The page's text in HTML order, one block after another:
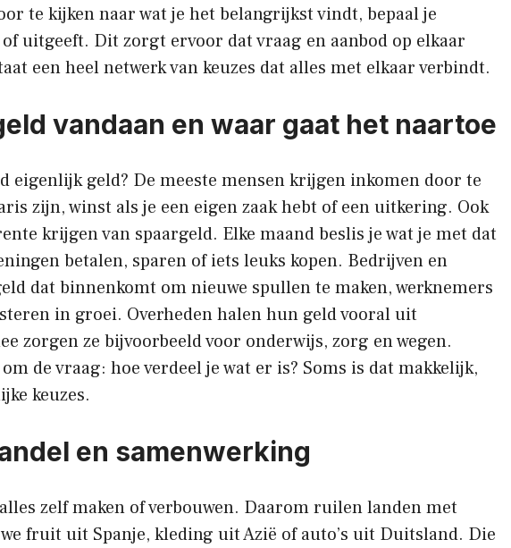
te kijken naar wat je het belangrijkst vindt, bepaal je
uitgeeft. Dit zorgt ervoor dat vraag en aanbod op elkaar
een heel netwerk van keuzes dat alles met elkaar verbindt.
vandaan en waar gaat het naartoe
eigenlijk geld? De meeste mensen krijgen inkomen door te
zijn, winst als je een eigen zaak hebt of een uitkering. Ook
krijgen van spaargeld. Elke maand beslis je wat je met dat
betalen, sparen of iets leuks kopen. Bedrijven en
dat binnenkomt om nieuwe spullen te maken, werknemers
in groei. Overheden halen hun geld vooral uit
zorgen ze bijvoorbeeld voor onderwijs, zorg en wegen.
de vraag: hoe verdeel je wat er is? Soms is dat makkelijk,
keuzes.
en samenwerking
zelf maken of verbouwen. Daarom ruilen landen met
fruit uit Spanje, kleding uit Azië of auto’s uit Duitsland. Die